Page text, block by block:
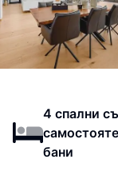
4 спални
бани